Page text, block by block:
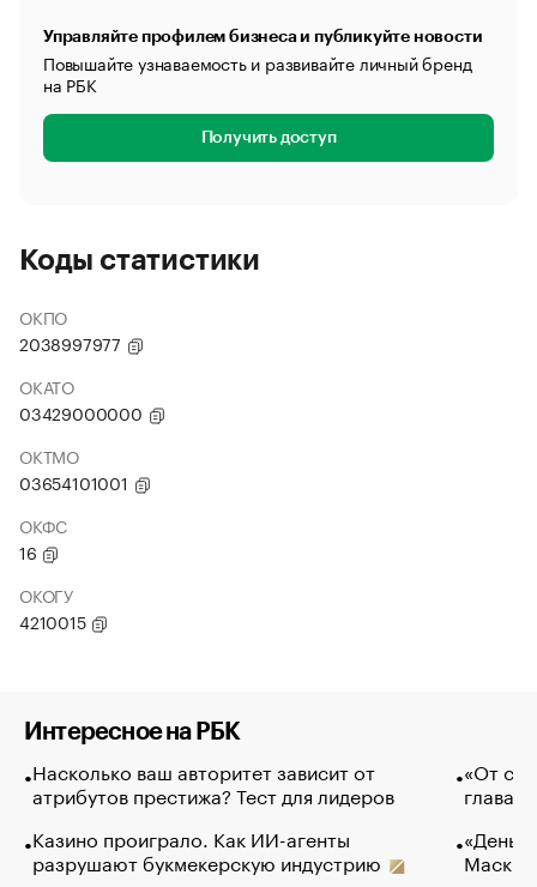
Управляйте профилем бизнеса и публикуйте новости
Повышайте узнаваемость и развивайте личный бренд
на РБК
Получить доступ
Коды статистики
ОКПО
2038997977
ОКАТО
03429000000
ОКТМО
03654101001
ОКФС
16
ОКОГУ
4210015
Интересное на РБК
Насколько ваш авторитет зависит от
атрибутов престижа? Тест для лидеров
Казино проиграло. Как ИИ-агенты
разрушают букмекерскую индустрию
«От
глава
Маск в